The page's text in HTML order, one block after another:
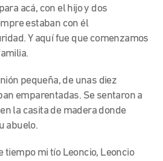
acá, con el hijo y dos
estaban con él
Y aquí fue que comenzamos
pequeña, de unas diez
emparentadas. Se sentaron a
la casita de madera donde
abuelo.
tiempo mi tío Leoncio, Leoncio